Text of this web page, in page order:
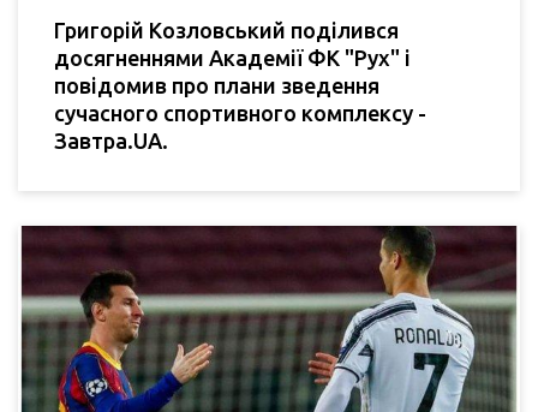
Григорій Козловський поділився
досягненнями Академії ФК "Рух" і
повідомив про плани зведення
сучасного спортивного комплексу -
Завтра.UA.